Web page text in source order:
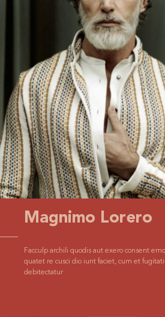
Magnimo Lorero
Facculp archili quodis aut exero consent
quatet re cusci dio iunt faciet, cum et
debitectatur